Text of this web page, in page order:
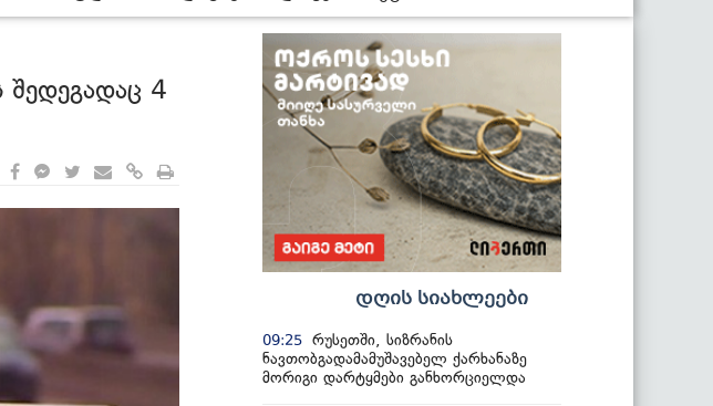
შედეგადაც 4
დღის სიახლეები
09:25 რუსეთში, სიზრანის
ნავთობგადამამუშავებელ ქარხანაზე
მორიგი დარტყმები განხორციელდა